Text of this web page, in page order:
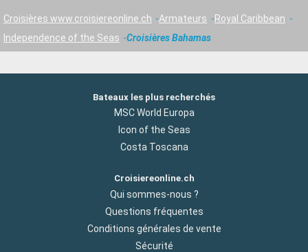
Croisières www.croisiereonline.ch Armateurs
Royal Caribbean
Independence of the Seas
Croisières Bahamas
Bateaux les plus recherchés
MSC World Europa
Icon of the Seas
Costa Toscana
Croisiereonline.ch
Qui sommes-nous ?
Questions fréquentes
Conditions générales de vente
Sécurité